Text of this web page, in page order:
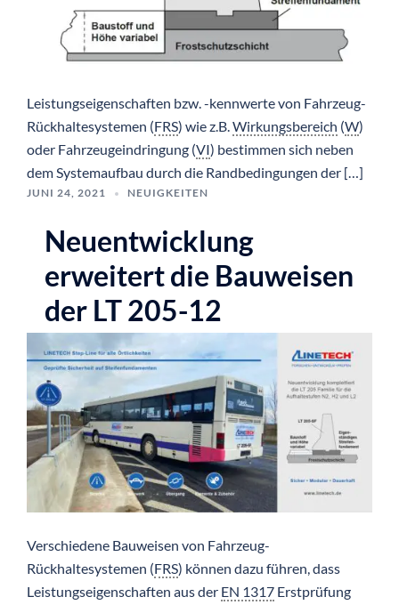
Leistungseigenschaften bzw. -kennwerte von Fahrzeug-
Rückhaltesystemen (FRS) wie z.B.Wirkungsbereich (W)
oder Fahrzeugeindringung (VI) bestimmen sich neben
dem Systemaufbau durch die Randbedingungen der […]
JUNI 24, 2021 NEUIGKEITEN
Neuentwicklung
erweitert die Bauweisen
der LT 205-12
Verschiedene Bauweisen von Fahrzeug-
Rückhaltesystemen (FRS) können dazu führen, dass
Leistungseigenschaften aus der EN 1317 Erstprüfung